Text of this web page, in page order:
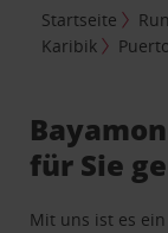
Startseite
Karibik
für Sie
Mit uns ist es